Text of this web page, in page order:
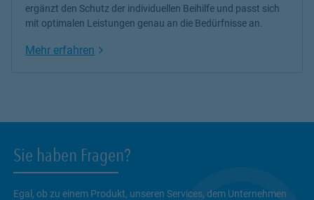
ergänzt den Schutz der individuellen Beihilfe und passt sich
mit optimalen Leistungen genau an die Bedürfnisse an.
Mehr erfahren Link Opens in New Tab
Sie haben Fragen?
Egal, ob zu einem Produkt, unseren Services, dem Unternehmen